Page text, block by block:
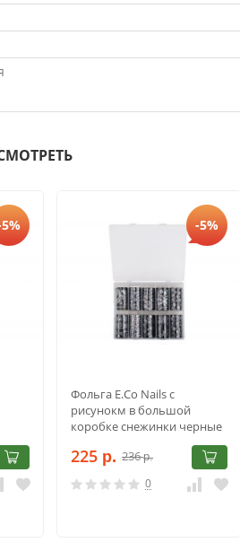
-5%
Фольга E.Co Nails с
рисунокм в большой
коробке снежинки черные
225 р. 236р.
0